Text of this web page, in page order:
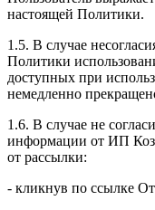
настоящей Политики.
1.5. В случае
Политики
доступных при
немедленно
1.6. В случае не
информации от ИП
от рассылки:
- кликнув по ссылке